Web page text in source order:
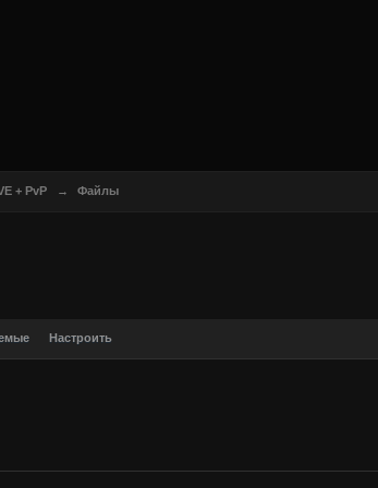
+ PvP → Файлы
Настроить